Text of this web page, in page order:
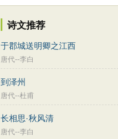
诗文推荐
于郡城送明卿之江西
唐代--李白
到泽州
唐代--杜甫
长相思·秋风清
唐代--李白